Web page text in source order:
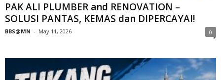
PAK ALI PLUMBER and RENOVATION –
SOLUSI PANTAS, KEMAS dan DIPERCAYAI!
BBS@MN - May 11, 2026 0